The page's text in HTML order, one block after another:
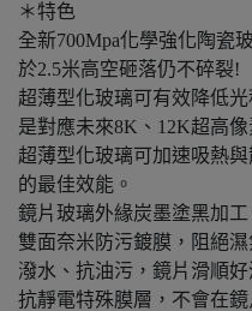
＊特色
全新700Mpa化學強化陶瓷
於2.5米高空砸落仍不碎裂!
超薄型化玻璃可有效降低
是對應未來8K、12K超高
超薄型化玻璃可加速吸熱
的最佳效能。
鏡片玻璃外緣炭墨塗黑加
雙面奈米防污鍍膜，阻絕
潑水、抗油污，鏡片滑順好
抗靜電特殊膜層，不會在